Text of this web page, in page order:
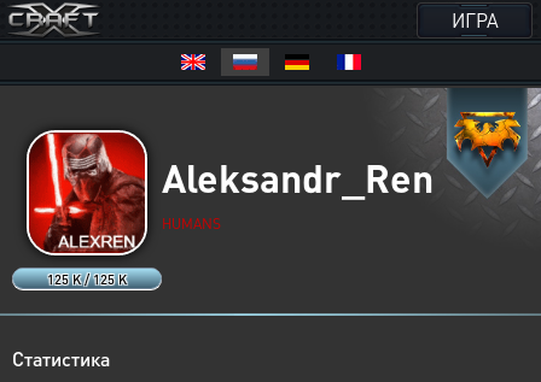
ИГРА
125 K / 125 K
Aleksandr_Ren
HUMANS
Статистика